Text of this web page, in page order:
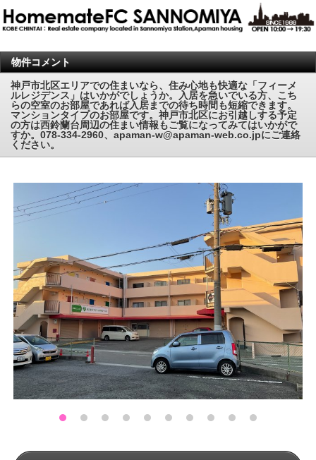
物件コメント
神戸市北区エリアでの住まいなら、住み心地も快適な「フィーメ
ルレジデンス」はいかがでしょうか。入居を急いでいる方、こち
らの空室のお部屋であれば入居までの待ち時間も短縮できます。
マンションタイプのお部屋です。神戸市北区にお引越しする予定
の方は西鈴蘭台周辺の住まい情報もご覧になってみてはいかがで
すか。078-334-2960、apaman-w@apaman-web.co.jpにご連絡
ください。